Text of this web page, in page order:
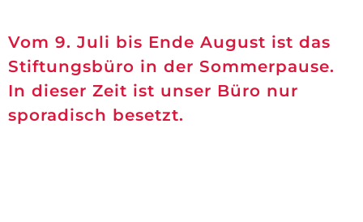
Vom 9. Juli bis Ende August ist das
Stiftungsbüro in der Sommerpause.
In dieser Zeit ist unser Büro nur
sporadisch besetzt.